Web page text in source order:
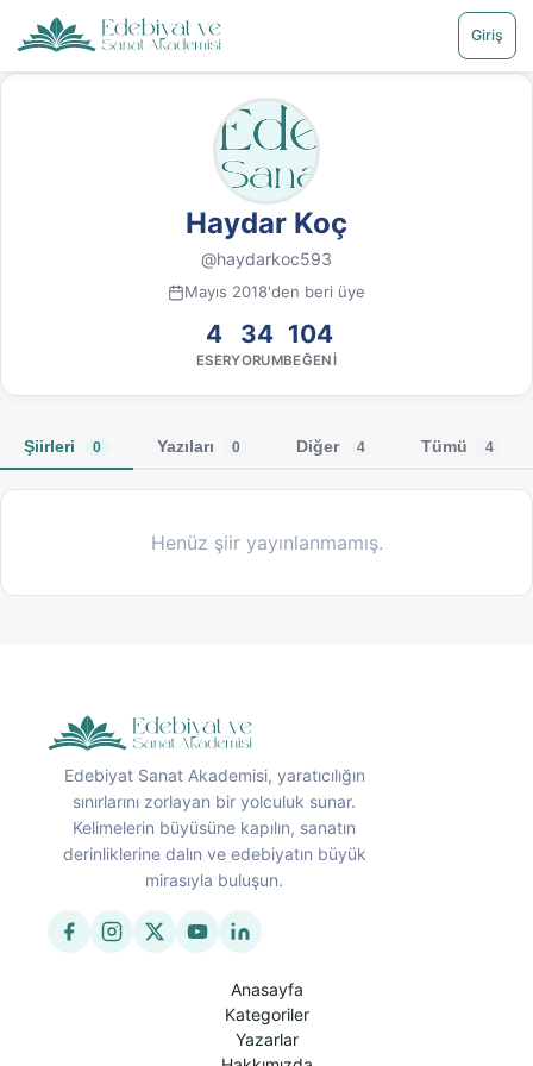
Giriş
Haydar Koç
@haydarkoc593
Mayıs 2018'den beri üye
4
ESER
34
YORUM
104
BEĞENI
Şiirleri 0 Yazıları 0 Diğer 4 Tümü 4
Henüz şiir yayınlanmamış.
Edebiyat Sanat Akademisi, yaratıcılığın
sınırlarını zorlayan bir yolculuk sunar.
Kelimelerin büyüsüne kapılın, sanatın
derinliklerine dalın ve edebiyatın büyük
mirasıyla buluşun.
Anasayfa
Kategoriler
Yazarlar